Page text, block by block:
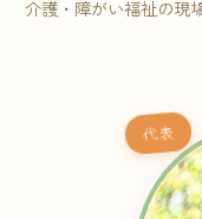
介護・障がい福祉の現
代表